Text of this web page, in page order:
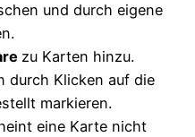
und durch eigene
zu Karten hinzu.
durch Klicken auf die
markieren.
eine Karte nicht